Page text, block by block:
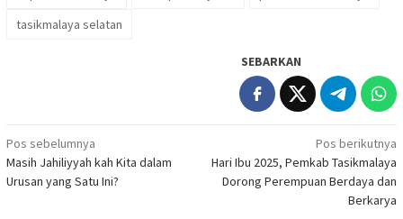
tasikmalaya selatan
SEBARKAN
Navigasi
pos
Pos sebelumnya
Masih Jahiliyyah kah Kita dalam
Urusan yang Satu Ini?
Pos berikutnya
Hari Ibu 2025, Pemkab Tasikmalaya
Dorong Perempuan Berdaya dan
Berkarya